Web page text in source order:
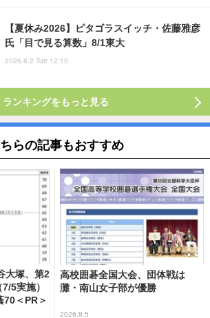
【夏休み2026】ピタゴラスイッチ・佐藤雅彦
氏「目で見る算数」8/1東大
2026.6.2 Tue 12:15
ランキングをもっと見る
らの記事もおすすめ
大塚、第2
5実施）
＜PR＞
高校囲碁全国大会、団体戦は
灘・南山女子部が優勝
2026.8.5